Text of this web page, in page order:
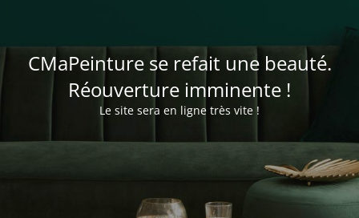
CMaPeinture se refait une beauté.
Réouverture imminente !
Le site sera en ligne très vite !